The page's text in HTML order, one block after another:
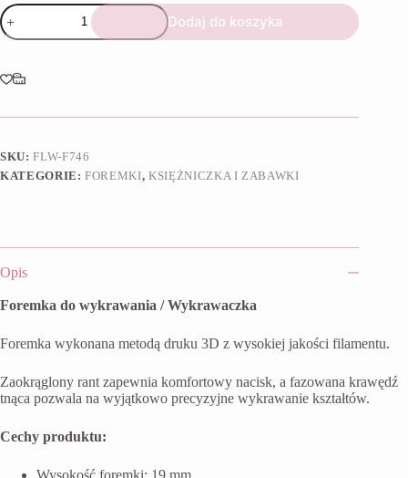
ilość
Foremka
Karoca
Dodaj do koszyka
SKU:FLW-F746
KATEGORIE:FOREMKI,KSIĘŻNICZKA I ZABAWKI
Opis
Foremka do wykrawania / Wykrawaczka
Foremka wykonana metodą druku 3D z wysokiej jakości filamentu.
Zaokrąglony rant zapewnia komfortowy nacisk, a fazowana krawędź
tnąca pozwala na wyjątkowo precyzyjne wykrawanie kształtów.
Cechy produktu:
Wysokość foremki: 19 mm